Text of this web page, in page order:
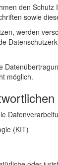
den
sowie
werden
möglich.
(KIT)